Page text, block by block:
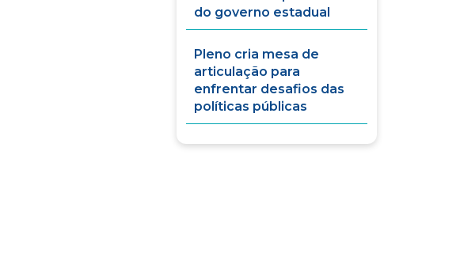
do governo estadual
Pleno cria mesa de
articulação para
enfrentar desafios das
políticas públicas